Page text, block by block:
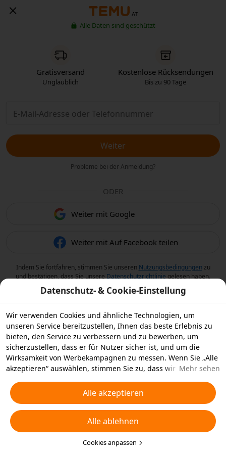
AT
Alle Daten sind geschützt
Gratisversand
Unglaublich
Kostenlose Rücksendungen
Bis zu 90 Tage
Weiter
Probleme bei der Anmeldung?
ODER
Weiter mit Google
Weiter mit Auf Facebook teilen
Indem Sie fortfahren, stimmen Sie unseren Nutzungsbedingungen zu
und bestätigen, dass Sie unsere Datenschutzrichtlinie gelesen haben.
Datenschutz- & Cookie-Einstellung
Wir verwenden Cookies und ähnliche Technologien, um
unseren Service bereitzustellen, Ihnen das beste Erlebnis zu
bieten, den Service zu verbessern und zu bewerben, um
sicherzustellen, dass er für Nutzer sicher ist, und um die
Wirksamkeit von Werbekampagnen zu messen. Wenn Sie „Alle
akzeptieren“ auswählen, stimmen Sie zu, dass wir und die
ähnliche Technologien für Werbezwecke auf Ihrem Gerät
speichern. Alternativ können Sie auch über „Alle ablehnen“
nicht notwendige Cookies ablehnen oder auswählen, welche
Arten von Cookies Sie akzeptieren oder deaktivieren möchten,
indem Sie unten oder jederzeit in Ihren
Datenschutzeinstellungen auf „Cookies anpassen“ klicken.
Mehr sehen
Alle akzeptieren
Alle ablehnen
Cookies anpassen